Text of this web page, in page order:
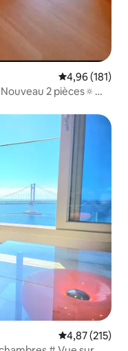
Évaluation
4,96 (181)
2 pièces🔅
Évaluation
4,87 (215)